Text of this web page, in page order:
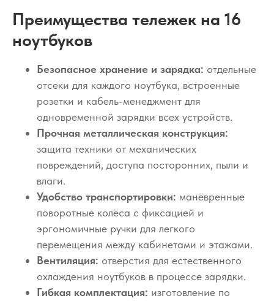
Преимущества тележек на 16
ноутбуков
Безопасное хранение и зарядка: отдельные
отсеки для каждого ноутбука, встроенные
розетки и кабель-менеджмент для
одновременной зарядки всех устройств.
Прочная металлическая конструкция:
защита техники от механических
повреждений, доступа посторонних, пыли и
влаги.
Удобство транспортировки: манёвренные
поворотные колёса с фиксацией и
эргономичные ручки для легкого
перемещения между кабинетами и этажами.
Вентиляция: отверстия для естественного
охлаждения ноутбуков в процессе зарядки.
Гибкая комплектация: изготовление по